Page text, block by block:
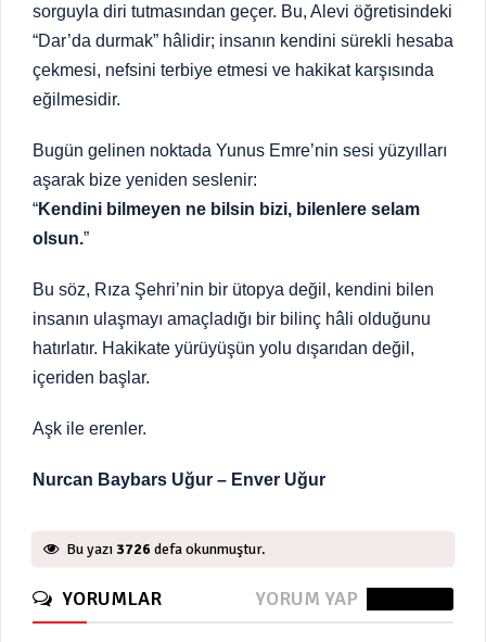
sorguyla diri tutmasından geçer. Bu, Alevi öğretisindeki
“Dar’da durmak” hâlidir; insanın kendini sürekli hesaba
çekmesi, nefsini terbiye etmesi ve hakikat karşısında
eğilmesidir.
Bugün gelinen noktada Yunus Emre’nin sesi yüzyılları
aşarak bize yeniden seslenir:
“Kendini bilmeyen ne bilsin bizi, bilenlere selam
olsun.”
Bu söz, Rıza Şehri’nin bir ütopya değil, kendini bilen
insanın ulaşmayı amaçladığı bir bilinç hâli olduğunu
hatırlatır. Hakikate yürüyüşün yolu dışarıdan değil,
içeriden başlar.
Aşk ile erenler.
Nurcan Baybars Uğur – Enver Uğur
Bu yazı 3726 defa okunmuştur.
YORUMLAR YORUM YAP